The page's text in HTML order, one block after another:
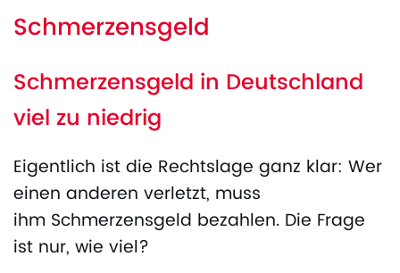
Schmerzensgeld
Schmerzensgeld in Deutschland
viel zu niedrig
Eigentlich ist die Rechtslage ganz klar: Wer
einen anderen verletzt, muss
ihm Schmerzensgeld bezahlen. Die Frage
ist nur, wie viel?